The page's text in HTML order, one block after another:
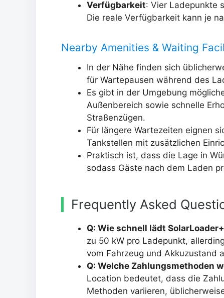
Verfügbarkeit: Vier Ladepunkte
Die reale Verfügbarkeit kann je
Nearby Amenities & Waiting
In der Nähe finden sich
für Wartepausen während des
Es gibt in der Umgebung
Außenbereich sowie schnelle
Straßenzügen.
Für längere Wartezeiten eignen
Tankstellen mit zusätzlichen
Praktisch ist, dass die Lage in
sodass Gäste nach dem Laden
Frequently Asked
Q: Wie schnell lädt
zu 50 kW pro Ladepunkt,
vom Fahrzeug und Akkuzustand
Q: Welche Zahlungsmethoden
Location bedeutet, dass die
Methoden variieren,